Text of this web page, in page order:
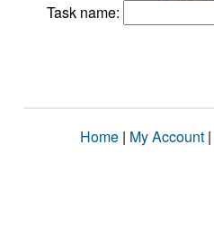
Task name:
Home | My Account |